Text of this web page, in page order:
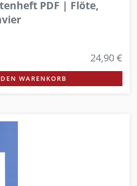
PDF | Flöte,
24,90 €
WARENKORB